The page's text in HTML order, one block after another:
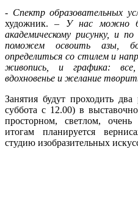
- Спектр образовательных
художник. – У нас можно
академическому рисунку, и
поможем освоить азы,
определиться со стилем и
живопись, и графика:
вдохновенье и желание
Занятия будут проходить
суббота с 12.00) в
просторном, светлом,
итогам планируется
студию изобразительных